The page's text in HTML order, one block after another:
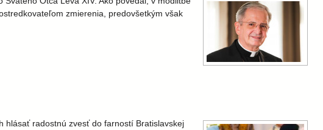
zmierenia, predovšetkým však
hlásať radostnú zvesť do farností Bratislavskej